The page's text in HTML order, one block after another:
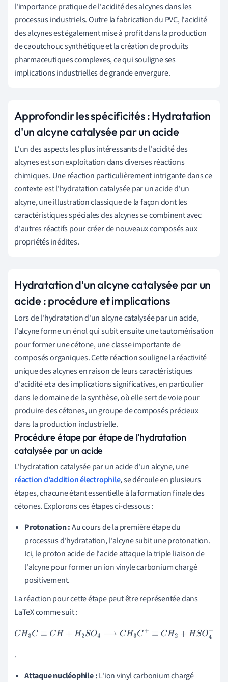
l'importance pratique de l'acidité des alcynes dans les
processus industriels. Outre la fabrication du PVC, l'acidité
des alcynes est également mise à profit dans la production
de caoutchouc synthétique et la création de produits
pharmaceutiques complexes, ce qui souligne ses
implications industrielles de grande envergure.
Approfondir les spécificités : Hydratation
d'un alcyne catalysée par un acide
L'un des aspects les plus intéressants de l'acidité des
alcynes est son exploitation dans diverses réactions
chimiques. Une réaction particulièrement intrigante dans ce
contexte est l'hydratation catalysée par un acide d'un
alcyne, une illustration classique de la façon dont les
caractéristiques spéciales des alcynes se combinent avec
d'autres réactifs pour créer de nouveaux composés aux
propriétés inédites.
Hydratation d'un alcyne catalysée par un
acide : procédure et implications
Lors de l'hydratation d'un alcyne catalysée par un acide,
l'alcyne forme un énol qui subit ensuite une tautomérisation
pour former une cétone, une classe importante de
composés organiques. Cette réaction souligne la réactivité
unique des alcynes en raison de leurs caractéristiques
d'acidité et a des implications significatives, en particulier
dans le domaine de la synthèse, où elle sert de voie pour
produire des cétones, un groupe de composés précieux
dans la production industrielle.
Procédure étape par étape de l'hydratation
catalysée par un acide
L'hydratation catalysée par un acide d'un alcyne, une
réaction d'addition électrophile, se déroule en plusieurs
étapes, chacune étant essentielle à la formation finale des
cétones. Explorons ces étapes ci-dessous :
Protonation :Au cours de la première étape du
processus d'hydratation, l'alcyne subit une protonation.
Ici, le proton acide de l'acide attaque la triple liaison de
l'alcyne pour former un ion vinyle carbonium chargé
positivement.
La réaction pour cette étape peut être représentée dans
LaTeX comme suit :
CH3C ≡C H+H2SO 4⟶CH3C+≡CH 2+ HSO4 −
.
Attaque nucléophile :L'ion vinyl carbonium chargé